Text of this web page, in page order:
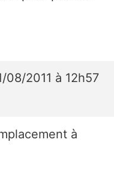
08/2011 à 12h57
à